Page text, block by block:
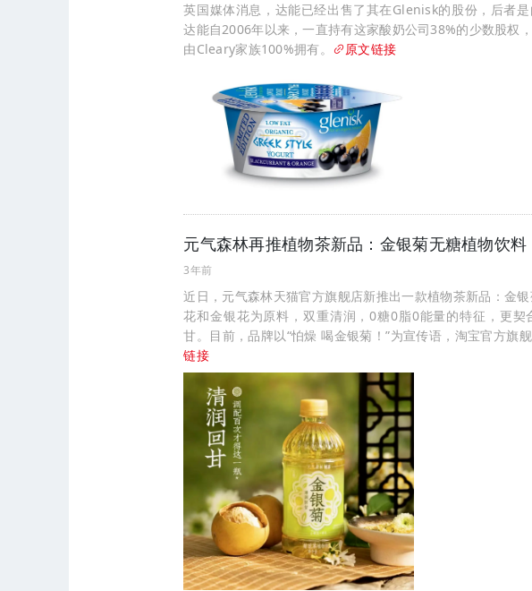
英国媒体消息，达能已经出售了其在Glenisk的股份，后者
达能自2006年以来，一直持有这家酸奶公司38%的少数股权
由Cleary家族100%拥有。
原文链接
元气森林再推植物茶新品：金银菊无糖植物饮料
3年前
近日，元气森林天猫官方旗舰店新推出一款植物茶新品：金
花和金银花为原料，双重清润，0糖0脂0能量的特征，更
甘。目前，品牌以“怕燥 喝金银菊！”为宣传语，淘宝官方旗
链接